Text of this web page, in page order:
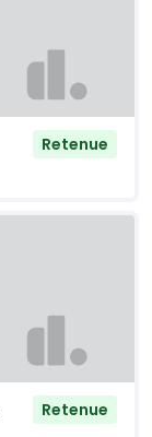
Retenue
Retenue